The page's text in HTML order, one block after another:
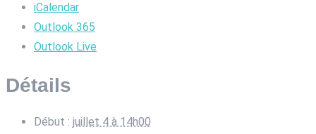
iCalendar
Outlook 365
Outlook Live
Détails
Début : juillet 4 à 14h00